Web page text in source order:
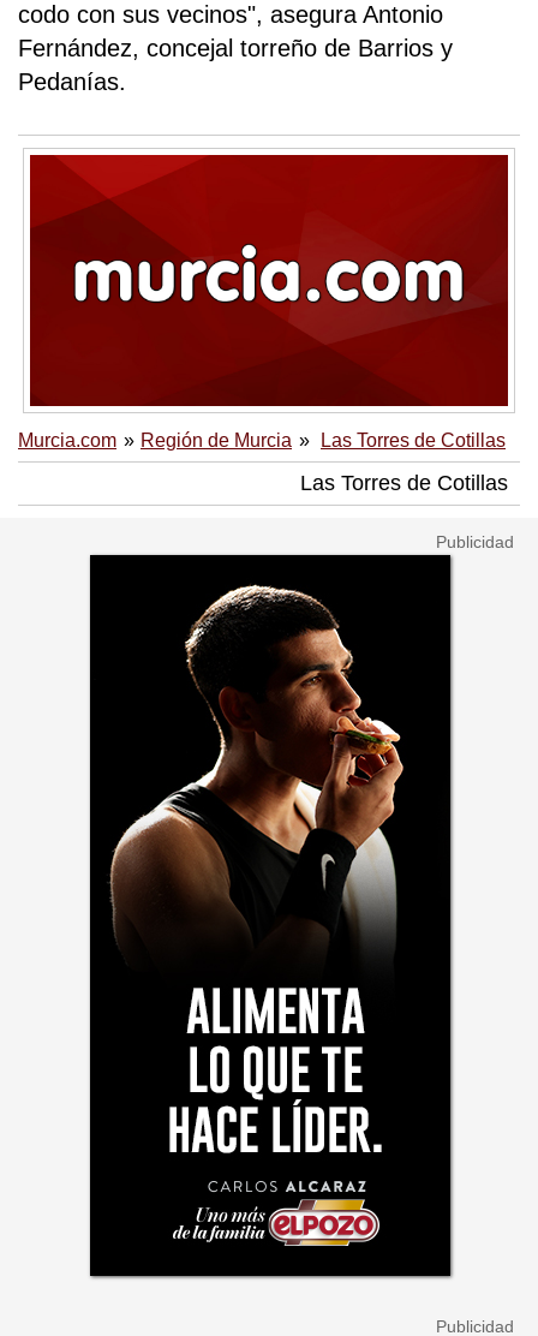
codo con sus vecinos", asegura Antonio
Fernández, concejal torreño de Barrios y
Pedanías.
Murcia.com Región de Murcia Las Torres de Cotillas
Las Torres de Cotillas